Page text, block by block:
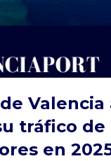
tráfico de
en